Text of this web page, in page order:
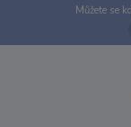
Můžete se